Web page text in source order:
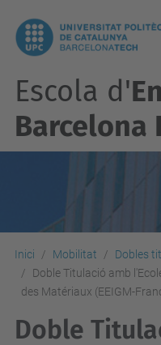
Escola d'
Barcelona
Inici Mobilitat
Dobles
Doble Titulació amb
des Matériaux (EEIGM-
Doble